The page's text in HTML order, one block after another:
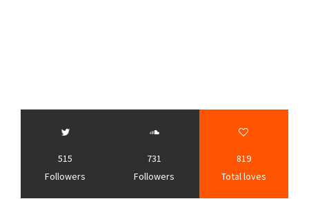
515
Followers
731
Followers
819
Total loves